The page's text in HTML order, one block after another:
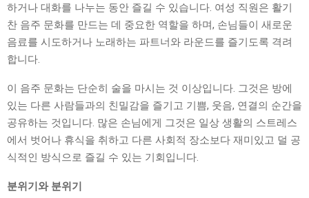
하거나 대화를 나누는 동안 즐길 수 있습니다. 여성 직원은 활기
찬 음주 문화를 만드는 데 중요한 역할을 하며, 손님들이 새로운
음료를 시도하거나 노래하는 파트너와 라운드를 즐기도록 격려
합니다.
이 음주 문화는 단순히 술을 마시는 것 이상입니다. 그것은 방에
있는 다른 사람들과의 친밀감을 즐기고 기쁨, 웃음, 연결의 순간을
공유하는 것입니다. 많은 손님에게 그것은 일상 생활의 스트레스
에서 벗어나 휴식을 취하고 다른 사회적 장소보다 재미있고 덜 공
식적인 방식으로 즐길 수 있는 기회입니다.
분위기와 분위기